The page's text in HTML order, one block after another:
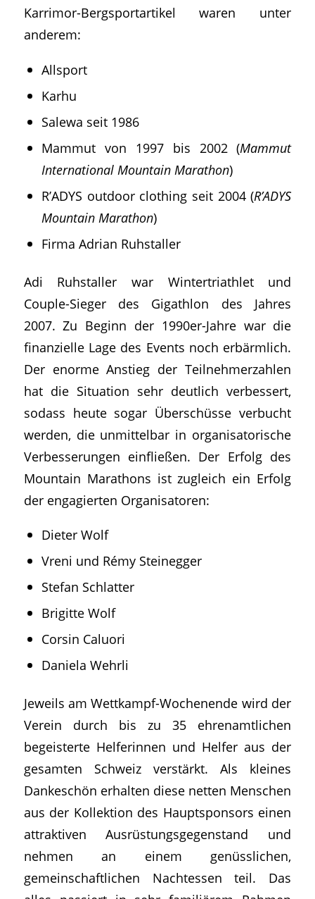
Karrimor-Bergsportartikel waren unter
anderem:
Allsport
Karhu
Salewa seit 1986
Mammut von 1997 bis 2002 (Mammut
International Mountain Marathon)
R’ADYS outdoor clothing seit 2004 (R’ADYS
Mountain Marathon)
Firma Adrian Ruhstaller
Adi Ruhstaller war Wintertriathlet und
Couple-Sieger des Gigathlon des Jahres
2007. Zu Beginn der 1990er-Jahre war die
finanzielle Lage des Events noch erbärmlich.
Der enorme Anstieg der Teilnehmerzahlen
hat die Situation sehr deutlich verbessert,
sodass heute sogar Überschüsse verbucht
werden, die unmittelbar in organisatorische
Verbesserungen einfließen. Der Erfolg des
Mountain Marathons ist zugleich ein Erfolg
der engagierten Organisatoren:
Dieter Wolf
Vreni und Rémy Steinegger
Stefan Schlatter
Brigitte Wolf
Corsin Caluori
Daniela Wehrli
Jeweils am Wettkampf-Wochenende wird der
Verein durch bis zu 35 ehrenamtlichen
begeisterte Helferinnen und Helfer aus der
gesamten Schweiz verstärkt. Als kleines
Dankeschön erhalten diese netten Menschen
aus der Kollektion des Hauptsponsors einen
attraktiven Ausrüstungsgegenstand und
nehmen an einem genüsslichen,
gemeinschaftlichen Nachtessen teil. Das